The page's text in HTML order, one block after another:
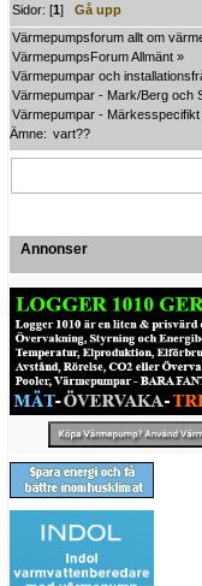
Sidor: [1]Gå upp
Värmepumpsforum allt om
VärmepumpsForum Allmänt »
Värmepumpar och
Värmepumpar - Mark/Berg och
Värmepumpar - Märkesspecifikt
Ämne: vart??
Annonser